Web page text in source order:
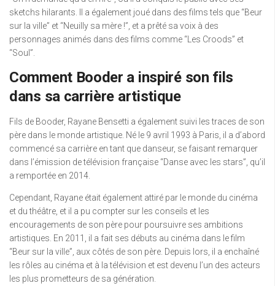
sketchs hilarants. Il a également joué dans des films tels que “Beur
sur la ville” et “Neuilly sa mère !”, et a prêté sa voix à des
personnages animés dans des films comme “Les Croods” et
“Soul”.
Comment Booder a inspiré son fils
dans sa carrière artistique
Fils de Booder, Rayane Bensetti a également suivi les traces de son
père dans le monde artistique. Né le 9 avril 1993 à Paris, il a d’abord
commencé sa carrière en tant que danseur, se faisant remarquer
dans l’émission de télévision française “Danse avec les stars”, qu’il
a remportée en 2014.
Cependant, Rayane était également attiré par le monde du cinéma
et du théâtre, et il a pu compter sur les conseils et les
encouragements de son père pour poursuivre ses ambitions
artistiques. En 2011, il a fait ses débuts au cinéma dans le film
“Beur sur la ville”, aux côtés de son père. Depuis lors, il a enchaîné
les rôles au cinéma et à la télévision et est devenu l’un des acteurs
les plus prometteurs de sa génération.